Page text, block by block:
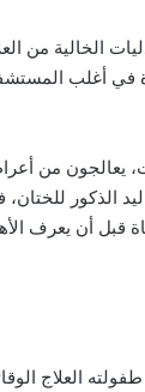
الخالية من
أغلب
يعالجون من
الذكور للختان،
قبل أن
العلاج